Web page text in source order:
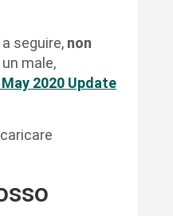
seguire, non
male,
2020 Update